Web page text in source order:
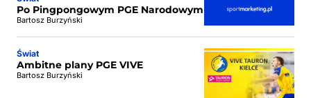
Po Pingpongowym PGE Narodowym
Bartosz Burzyński
Świat
Ambitne plany PGE VIVE
Bartosz Burzyński